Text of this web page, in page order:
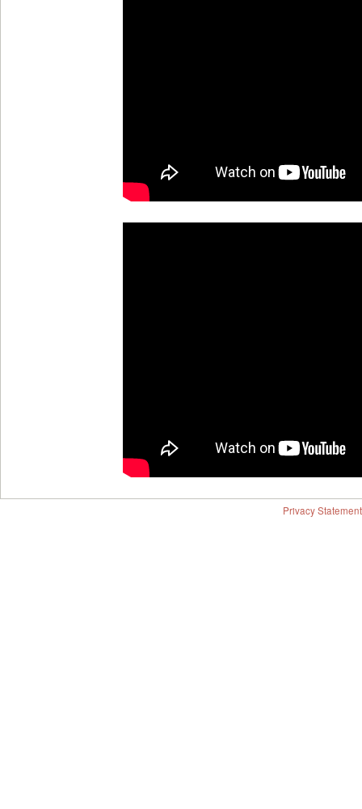
Privacy Statement